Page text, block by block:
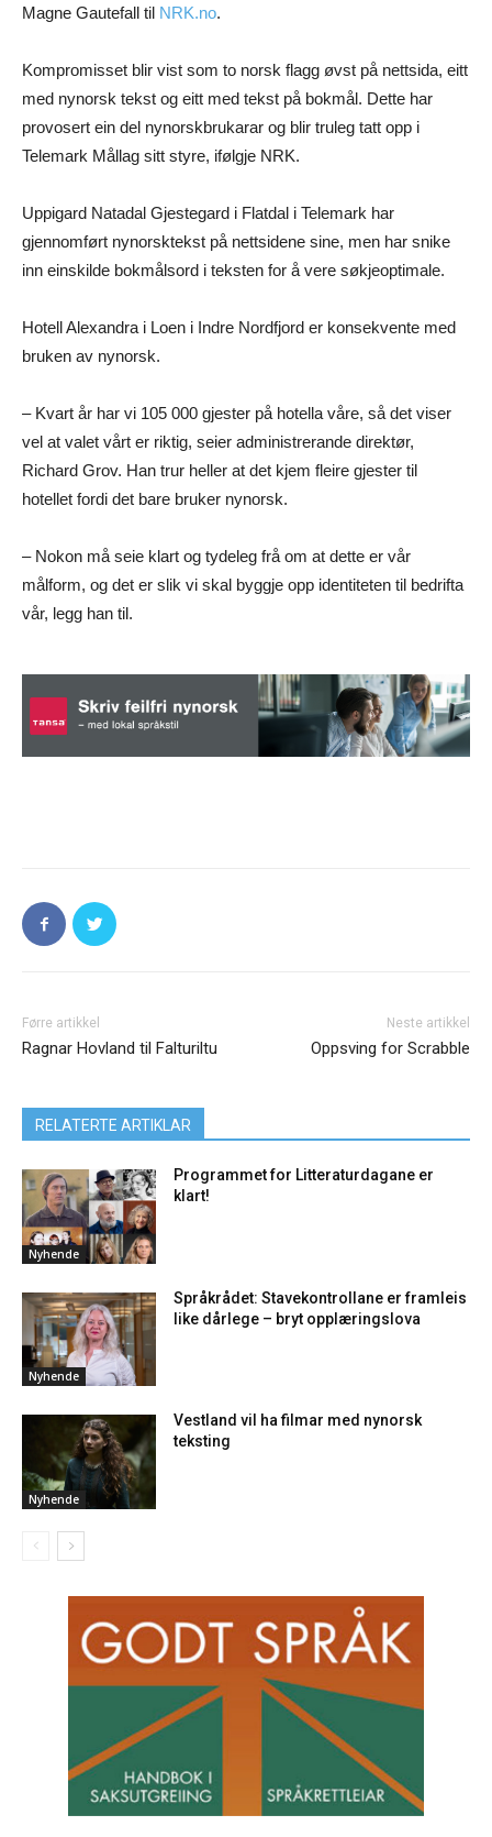
Magne Gautefall til NRK.no.
Kompromisset blir vist som to norsk flagg øvst på nettsida, eitt
med nynorsk tekst og eitt med tekst på bokmål. Dette har
provosert ein del nynorskbrukarar og blir truleg tatt opp i
Telemark Mållag sitt styre, ifølgje NRK.
Uppigard Natadal Gjestegard i Flatdal i Telemark har
gjennomført nynorsktekst på nettsidene sine, men har snike
inn einskilde bokmålsord i teksten for å vere søkjeoptimale.
Hotell Alexandra i Loen i Indre Nordfjord er konsekvente med
bruken av nynorsk.
– Kvart år har vi 105 000 gjester på hotella våre, så det viser
vel at valet vårt er riktig, seier administrerande direktør,
Richard Grov. Han trur heller at det kjem fleire gjester til
hotellet fordi det bare bruker nynorsk.
– Nokon må seie klart og tydeleg frå om at dette er vår
målform, og det er slik vi skal byggje opp identiteten til bedrifta
vår, legg han til.
Førre artikkel
Ragnar Hovland til Falturiltu
Neste artikkel
Oppsving for Scrabble
RELATERTE ARTIKLAR
Nyhende
Programmet for Litteraturdagane er
klart!
Nyhende
Språkrådet: Stavekontrollane er framleis
like dårlege – bryt opplæringslova
Nyhende
Vestland vil ha filmar med nynorsk
teksting